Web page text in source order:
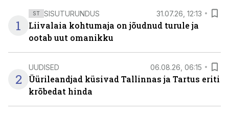
1
ST SISUTURUNDUS 31.07.26, 12:13
Liivalaia kohtumaja on jõudnud turule ja
ootab uut omanikku
2
UUDISED 06.08.26, 06:15
Üürileandjad küsivad Tallinnas ja Tartus eriti
krõbedat hinda